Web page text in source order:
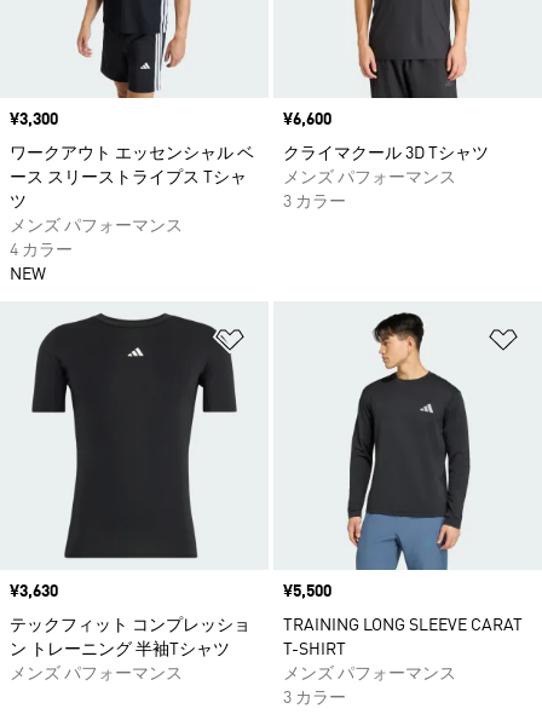
価格
¥3,300
ワークアウト エッセンシャル ベ
ース スリーストライプス Tシャ
ツ
メンズ パフォーマンス
4 カラー
NEW
価格
¥6,600
クライマクール 3D Tシャツ
メンズ パフォーマンス
3 カラー
ほしいものリストに追加
価格
¥3,630
テックフィット コンプレッショ
ン トレーニング 半袖Tシャツ
メンズ パフォーマンス
価格
¥5,500
TRAINING LONG SLEEVE CARAT
T-SHIRT
メンズ パフォーマンス
3 カラー